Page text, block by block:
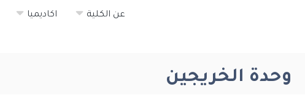
عن الكلية اكاديميا
وحدة الخريجين